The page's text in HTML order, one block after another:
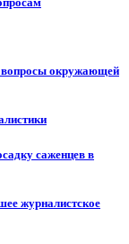
окружающей
саженцев в
журналистское